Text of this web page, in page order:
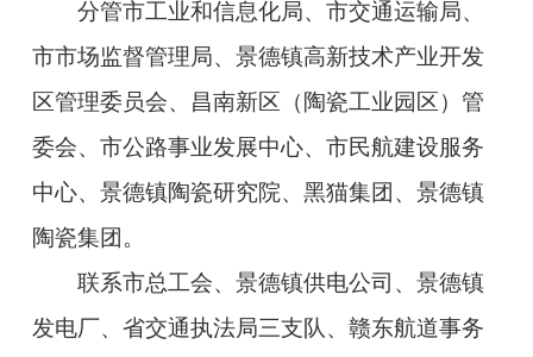
分管市工业和信息化局、市交通运输局、
市市场监督管理局、景德镇高新技术产业开发
区管理委员会、昌南新区（陶瓷工业园区）管
委会、市公路事业发展中心、市民航建设服务
中心、景德镇陶瓷研究院、黑猫集团、景德镇
陶瓷集团。
联系市总工会、景德镇供电公司、景德镇
发电厂、省交通执法局三支队、赣东航道事务